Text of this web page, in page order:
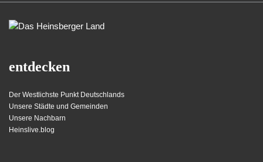
entdecken
Der Westlichste Punkt Deutschlands
Unsere Städte und Gemeinden
Unsere Nachbarn
Heinslive.blog